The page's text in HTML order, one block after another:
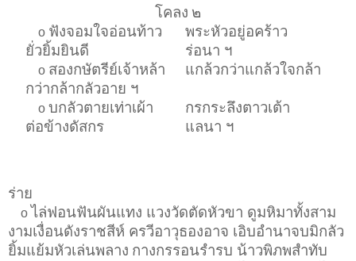
โคลง ๒
o ฟังจอมใจอ่อนท้าว
พระหัวอยู่อคร้าว
ยั่วยิ้มยินดี
ร่อนา ฯ
o สองกษัตรีย์เจ้าหล้า
แกล้วกว่าแกล้วใจกล้า
กว่ากล้ากลัวอาย ฯ
o บกลัวตายเท่าเผ้า
กรกระลึงตาวเต้า
ต่อข้างดัสกร
แลนา ฯ
ร่าย
o ไล่ฟอนฟันผันแทง แวงวัดตัดหัวขา ดูมหิมาทั้งสาม
งามเงื่อนดังราชสีห์ ครวีอาวุธองอาจ เอิบอำนาจบมิกลัว
ยิ้มแย้มหัวเล่นพลาง กางกรรอนรำรบ น้าวพิภพสำทับ